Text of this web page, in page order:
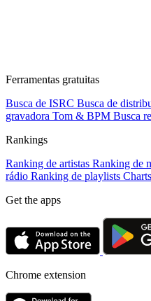
Ferramentas gratuitas
Busca de ISRC Busca de
gravadora Tom & BPM Busca
Rankings
Ranking de artistas Ranking de
rádio Ranking de playlists Charts
Get the apps
Chrome extension